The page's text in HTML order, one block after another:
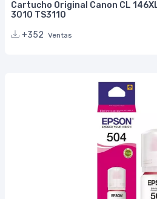
Cartucho Original Canon CL
3010 TS3110
+352 Ventas